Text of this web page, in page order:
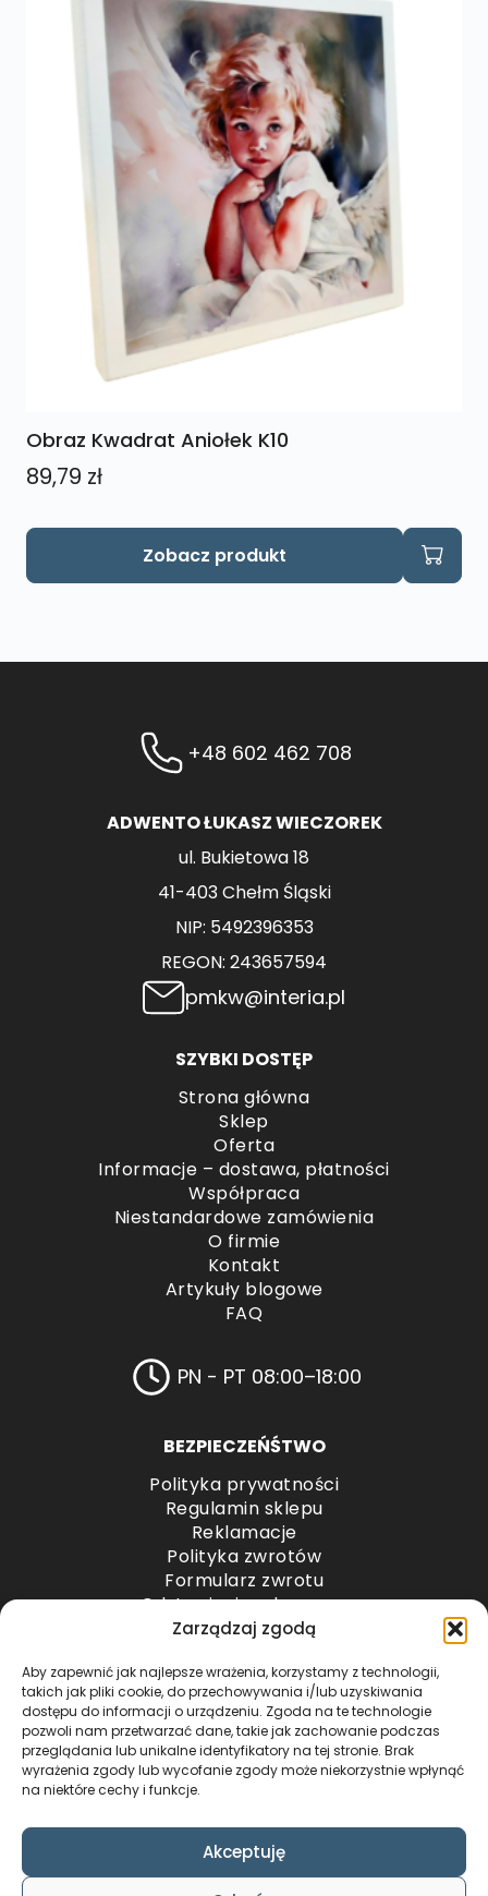
Zarządzaj zgodą
Aby zapewnić jak najlepsze wrażenia, korzystamy z technologii,
takich jak pliki cookie, do przechowywania i/lub uzyskiwania
dostępu do informacji o urządzeniu. Zgoda na te technologie
pozwoli nam przetwarzać dane, takie jak zachowanie podczas
przeglądania lub unikalne identyfikatory na tej stronie. Brak
wyrażenia zgody lub wycofanie zgody może niekorzystnie wpłynąć
na niektóre cechy i funkcje.
Akceptuję
Obraz Kwadrat Aniołek K10
89,79 zł
Zobacz produkt
+48 602 462 708
ADWENTO ŁUKASZ WIECZOREK
ul. Bukietowa 18
41-403 Chełm Śląski
NIP: 5492396353
REGON: 243657594
pmkw@interia.pl
SZYBKI DOSTĘP
Strona główna
Sklep
Oferta
Informacje – dostawa, płatności
Współpraca
Niestandardowe zamówienia
O firmie
Kontakt
Artykuły blogowe
FAQ
PN - PT 08:00–18:00
BEZPIECZEŃŚTWO
Polityka prywatności
Regulamin sklepu
Reklamacje
Polityka zwrotów
Formularz zwrotu
Odstąpienie od umowy
Odstąpienie od umowy – przesyłki paletowe
METODY PŁATNOŚCI
COPYRIGHT © 2024 by ADWENTO ŁUKASZ